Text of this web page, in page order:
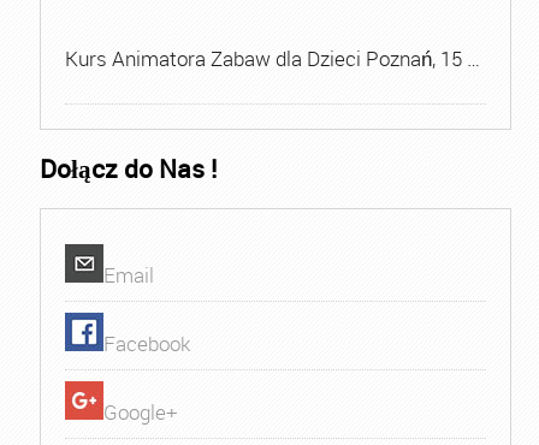
Kurs Animatora Zabaw dla Dzieci Poznań, 15 …
Dołącz do Nas !
Email
Facebook
Google+